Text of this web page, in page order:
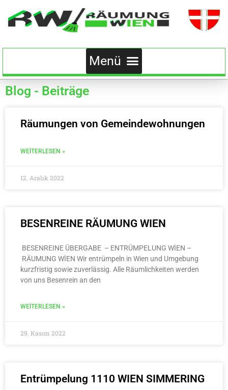
Blog - Beiträge
Räumungen von Gemeindewohnungen
WEITERLESEN »
12. Aralık 2022
BESENREINE RÄUMUNG WIEN
BESENREINE ÜBERGABE – ENTRÜMPELUNG WİEN –
RÄUMUNG WİEN Wir entrümpeln in Wien und Umgebung
kurzfristig sowie zuverlässig. Alle Räumlichkeiten werden
von uns Besenrein an den
WEITERLESEN »
29. Kasım 2022
Entrümpelung 1110 WIEN SIMMERING